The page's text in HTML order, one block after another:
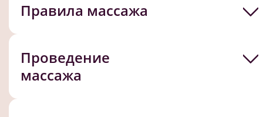
Правила массажа
Проведение
массажа